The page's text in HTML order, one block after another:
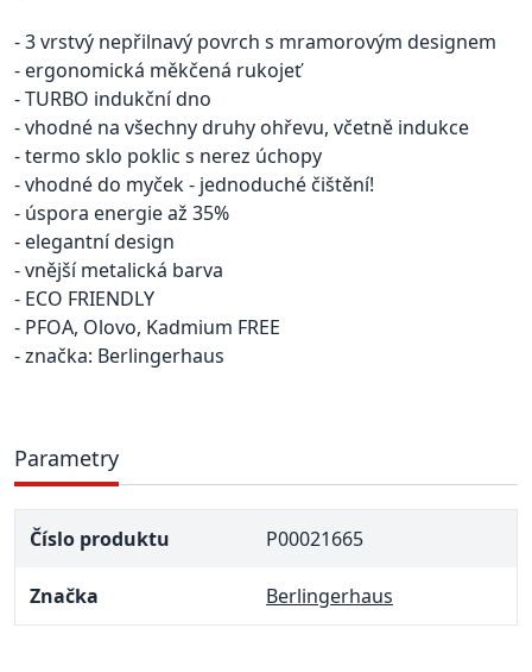
- 3 vrstvý nepřilnavý povrch s mramorovým designem
- ergonomická měkčená rukojeť
- TURBO indukční dno
- vhodné na všechny druhy ohřevu, včetně indukce
- termo sklo poklic s nerez úchopy
- vhodné do myček - jednoduché čištění!
- úspora energie až 35%
- elegantní design
- vnější metalická barva
- ECO FRIENDLY
- PFOA, Olovo, Kadmium FREE
- značka: Berlingerhaus
Parametry
Číslo produktu P00021665
Značka Berlingerhaus